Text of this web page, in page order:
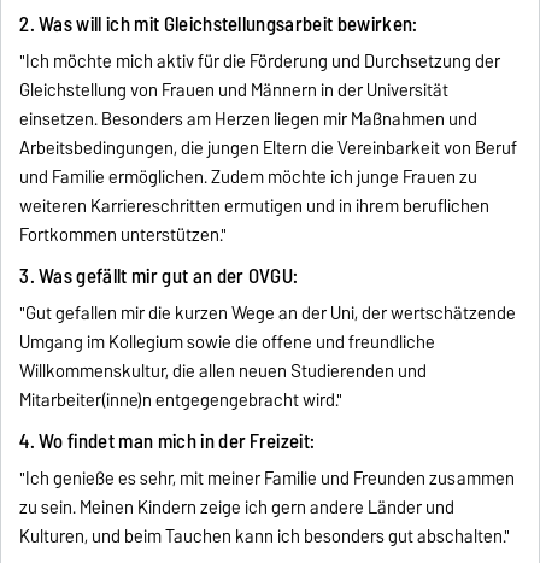
2. Was will ich mit Gleichstellungsarbeit bewirken:
"Ich möchte mich aktiv für die Förderung und Durchsetzung der
Gleichstellung von Frauen und Männern in der Universität
einsetzen. Besonders am Herzen liegen mir Maßnahmen und
Arbeitsbedingungen, die jungen Eltern die Vereinbarkeit von Beruf
und Familie ermöglichen. Zudem möchte ich junge Frauen zu
weiteren Karriereschritten ermutigen und in ihrem beruflichen
Fortkommen unterstützen."
3. Was gefällt mir gut an der OVGU:
"Gut gefallen mir die kurzen Wege an der Uni, der wertschätzende
Umgang im Kollegium sowie die offene und freundliche
Willkommenskultur, die allen neuen Studierenden und
Mitarbeiter(inne)n entgegengebracht wird."
4. Wo findet man mich in der Freizeit:
"Ich genieße es sehr, mit meiner Familie und Freunden zusammen
zu sein. Meinen Kindern zeige ich gern andere Länder und
Kulturen, und beim Tauchen kann ich besonders gut abschalten."